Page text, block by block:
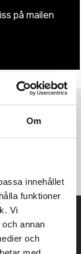
Om
innehållet
funktioner
Vi
annan
och
på mailen
Recensioner
och pris över